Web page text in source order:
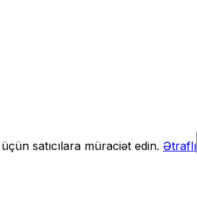
satıcılara müraciət edin. Ətraflı